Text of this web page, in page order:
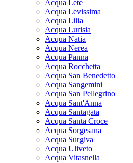
Acqua Lete
Acqua Levissima
Acqua Lilia
Acqua Lurisia
Acqua Natia
Acqua Nerea
Acqua Panna
Acqua Rocchetta
Acqua San Benedetto
Acqua Sangemini
Acqua San Pellegrino
Acqua Sant'Anna
Acqua Santagata
Acqua Santa Croce
Acqua Sorgesana
Acqua Surgiva
Acqua Uliveto
Acqua Vitasnella